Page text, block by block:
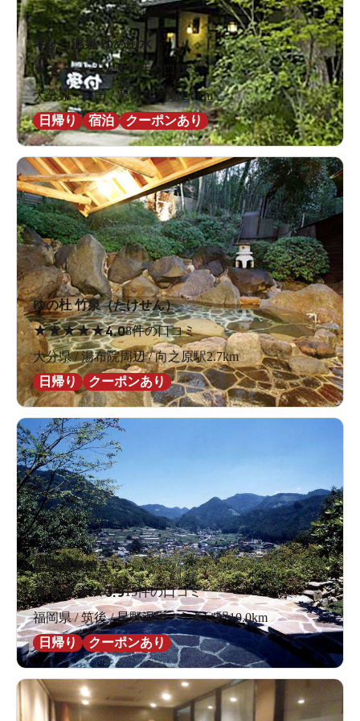
琴ひら温泉 ゆめ山水
★★★★★4.532件の口コミ
大分県 / 日田 / 豊後三芳駅2.0km
日帰り
宿泊 クーポンあり
ゆの杜 竹泉（たけせん）
★★★★★4.08件の口コミ
大分県 / 湯布院周辺 / 向之原駅2.7km
日帰り
クーポンあり
星野温泉館きらら
★★★★★3.915件の口コミ
福岡県 / 筑後 / 星野温泉 / うきは駅10.0km
日帰り
クーポンあり